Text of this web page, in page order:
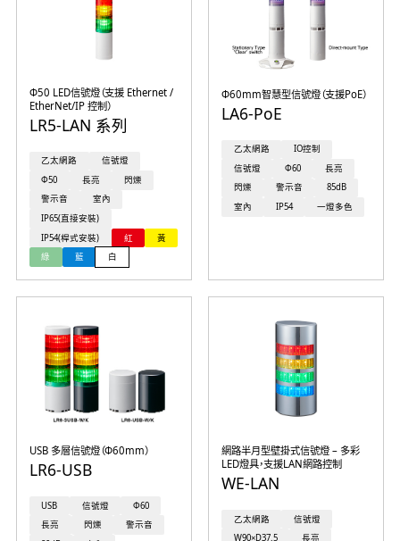
Φ50 LED信號燈（支援 Ethernet /
EtherNet/IP 控制）
LR5-LAN 系列
乙太網路
信號燈
Φ50
長亮
閃爍
警示音
室內
IP65(直接安裝)
IP54(桿式安裝)
紅
黃
綠
藍 白
Φ60mm智慧型信號燈（支援PoE）
LA6-PoE
乙太網路
IO控制
信號燈
Φ60
長亮
閃爍
警示音
85dB
室內
IP54 一燈多色
USB 多層信號燈（Φ60mm）
LR6-USB
USB 信號燈
Φ60
長亮
閃爍
警示音
網路半月型壁掛式信號燈 – 多彩
LED燈具，支援LAN網路控制
WE-LAN
乙太網路
信號燈
W90×D37.5
長亮